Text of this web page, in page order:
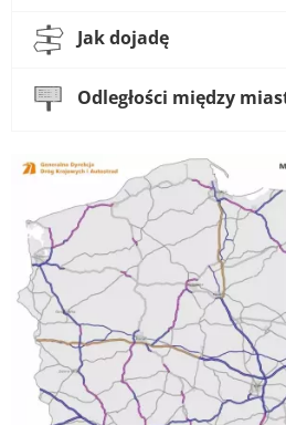
Jak dojadę
Odległości między